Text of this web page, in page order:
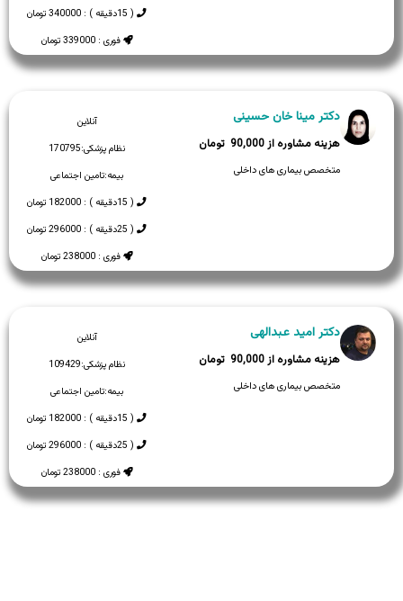
( 15دقیقه ) : 340000 تومان
فوری : 339000 تومان
آنلاین
نظام پزشکی:170795
بیمه:تامین اجتماعی
( 15دقیقه ) : 182000 تومان
( 25دقیقه ) : 296000 تومان
فوری : 238000 تومان
دکتر مینا خان حسینی
90,000
متخصص بیماری های داخلی
آنلاین
نظام پزشکی:109429
بیمه:تامین اجتماعی
( 15دقیقه ) : 182000 تومان
( 25دقیقه ) : 296000 تومان
فوری : 238000 تومان
دکتر امید عبدالهی
90,000
متخصص بیماری های داخلی